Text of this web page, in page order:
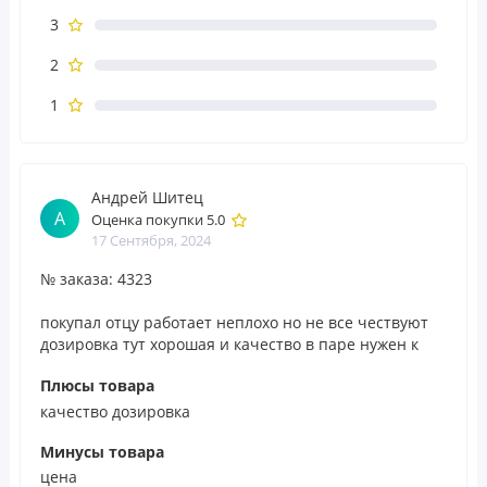
упаковке:
Калории
Углеводы
Порошок из
гребенчатого
(Hericium erinaceus)
* Процент от
суточной нормы
потребления
2000 калорий в
3
2
1
А
Андрей Шитец
Оценка покупки 5.0
17 Сентября, 2024
№ заказа: 4323
покупал отцу работает неплохо но не все чествуют
дозировка тут хорошая и качество в паре нужен к
Плюсы товара
качество дозировка
Минусы товара
цена